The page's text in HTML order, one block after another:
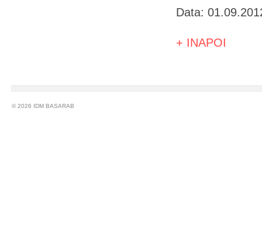
Data:
+ INAPOI
© 2026 IDM BASARAB